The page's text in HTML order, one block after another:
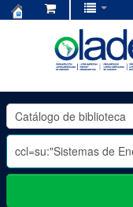
OLADE
-